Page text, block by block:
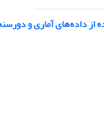
از داده‌های آماری و